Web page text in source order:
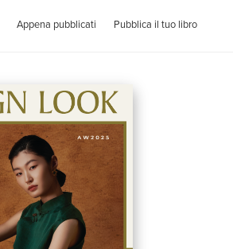
Appena pubblicati Pubblica il tuo libro